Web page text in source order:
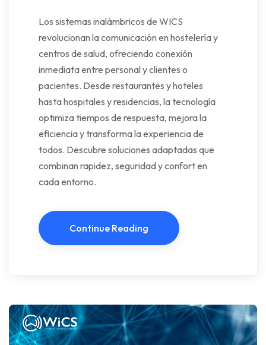
Los sistemas inalámbricos de WICS
revolucionan la comunicación en hostelería y
centros de salud, ofreciendo conexión
inmediata entre personal y clientes o
pacientes. Desde restaurantes y hoteles
hasta hospitales y residencias, la tecnología
optimiza tiempos de respuesta, mejora la
eficiencia y transforma la experiencia de
todos. Descubre soluciones adaptadas que
combinan rapidez, seguridad y confort en
cada entorno.
Continue Reading